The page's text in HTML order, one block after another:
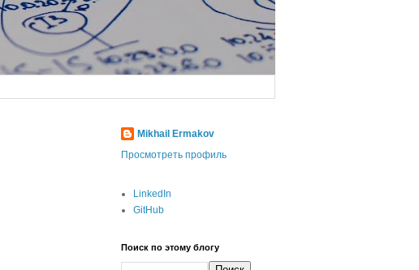
Mikhail Ermakov
Просмотреть профиль
LinkedIn
GitHub
Поиск по этому блогу